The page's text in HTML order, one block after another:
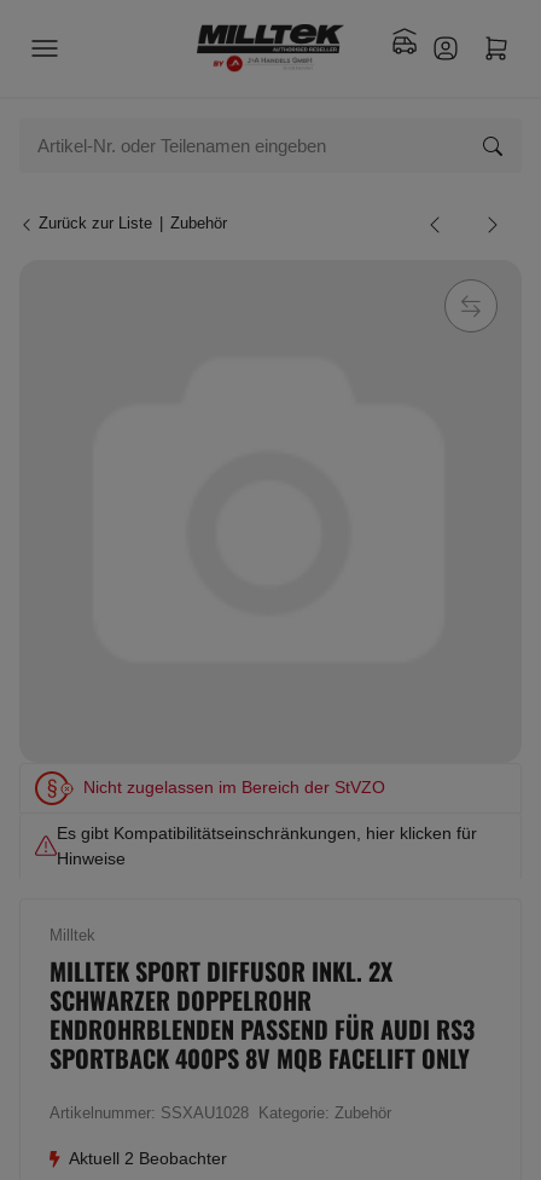
Zurück zur Liste Zubehör
Nicht zugelassen im Bereich der StVZO
Es gibt Kompatibilitätseinschränkungen, hier klicken für
Hinweise
Milltek
MILLTEK SPORT DIFFUSOR INKL. 2X
SCHWARZER DOPPELROHR
ENDROHRBLENDEN PASSEND FÜR AUDI RS3
SPORTBACK 400PS 8V MQB FACELIFT ONLY
Artikelnummer: SSXAU1028 Kategorie: Zubehör
Aktuell 2 Beobachter